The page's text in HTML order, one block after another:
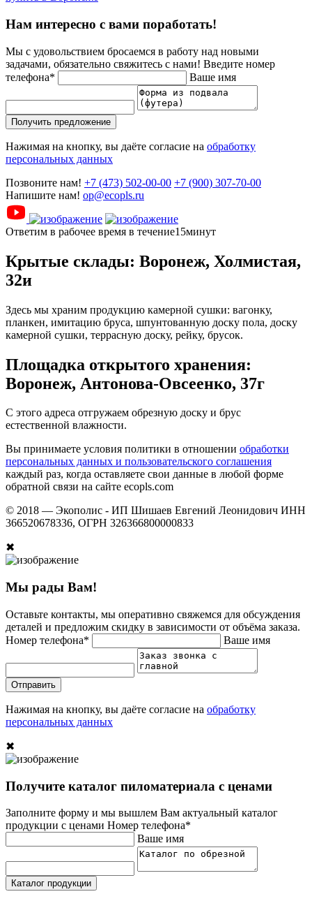
Нам интересно с вами поработать!
Мы с удовольствием бросаемся в работу над новыми
задачами, обязательно свяжитесь с нами! Введите номер
телефона*
Ваше имя
Получить предложение
Нажимая на кнопку, вы даёте согласие на обработку
персональных данных
Позвоните нам! +7 (473) 502-00-00 +7 (900) 307-70-00
Напишите нам! op@ecopls.ru
Ответим в рабочее время в течение15минут
Крытые склады: Воронеж, Холмистая,
32и
Здесь мы храним продукцию камерной сушки: вагонку,
планкен, имитацию бруса, шпунтованную доску пола, доску
камерной сушки, террасную доску, рейку, брусок.
Площадка открытого хранения:
Воронеж, Антонова-Овсеенко, 37г
С этого адреса отгружаем обрезную доску и брус
естественной влажности.
Вы принимаете условия политики в отношении обработки
персональных данных и пользовательского соглашения
каждый раз, когда оставляете свои данные в любой форме
обратной связи на сайте ecopls.com
© 2018 — Экополис - ИП Шишаев Евгений Леонидович ИНН
366520678336, ОГРН 326366800000833
✖
Мы рады Вам!
Оставьте контакты, мы оперативно свяжемся для обсуждения
деталей и предложим скидку в зависимости от объёма заказа.
Номер телефона*
Ваше имя
Отправить
Нажимая на кнопку, вы даёте согласие на обработку
персональных данных
✖
Получите каталог пиломатериала с ценами
Заполните форму и мы вышлем Вам актуальный каталог
продукции с ценами Номер телефона*
Ваше имя
Каталог продукции